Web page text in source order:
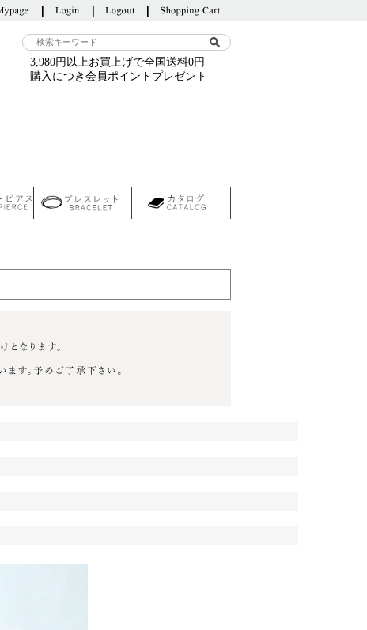
3,980円以上お買上げで全国送料0円
購入につき会員ポイントプレゼント